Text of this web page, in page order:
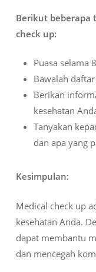
Berikut beberapa
check up:
Puasa selama
Bawalah
Berikan
kesehatan
Tanyakan
dan apa yang
Kesimpulan:
Medical check up
kesehatan Anda.
dapat membantu
dan mencegah